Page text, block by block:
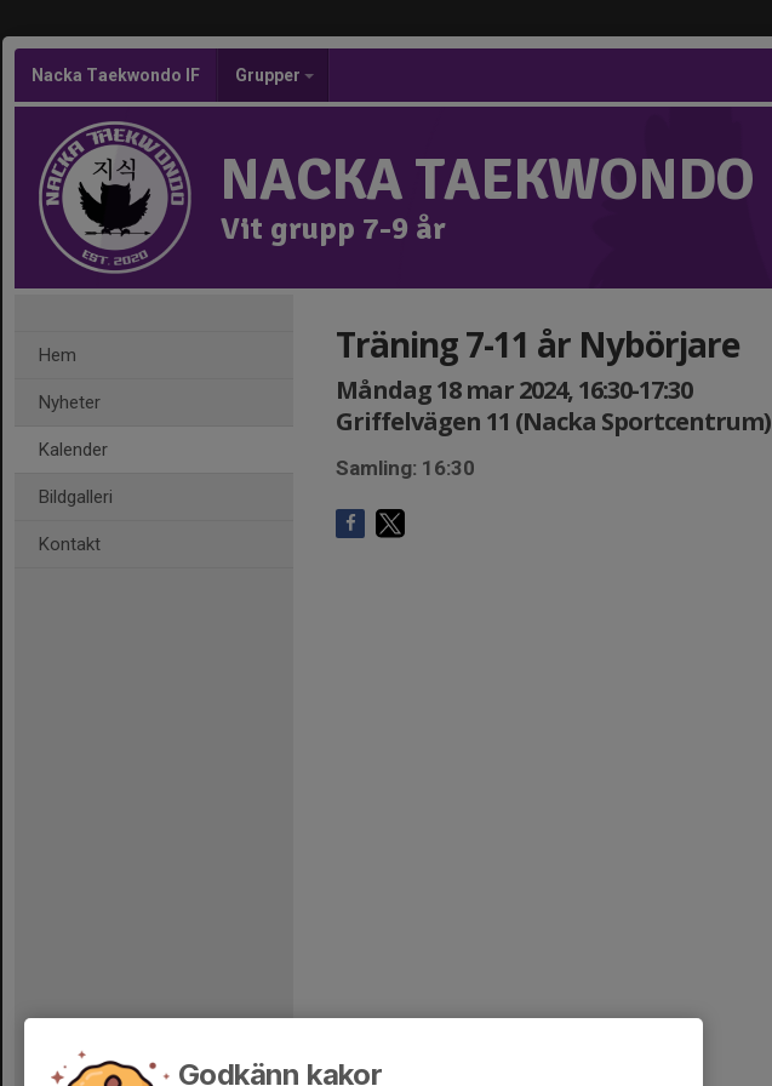
Nacka Taekwondo IF Grupper
NACKA TAEKWONDO
Vit grupp 7-9 år
Hem
Nyheter
Kalender
Bildgalleri
Kontakt
Träning 7-11 år Nybörjare
Måndag 18 mar 2024, 16:30-17:30
Griffelvägen 11 (Nacka Sportcentrum)
Samling: 16:30
Godkänn kakor